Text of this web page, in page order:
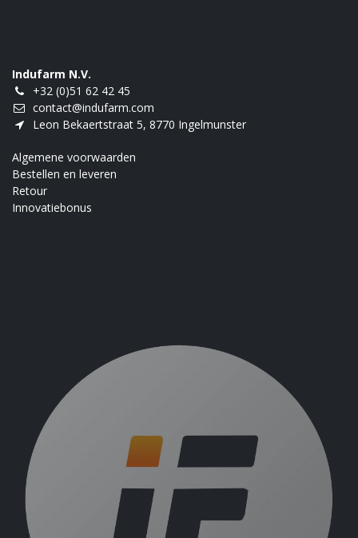
Indufarm N.V.
+32 (0)51 62 42 45
contact@indufarm.com
Leon Bekaertstraat 5, 8770 Ingelmunster
Algemene voorwaarden
Bestellen en leveren
Retour
Innovatiebonus